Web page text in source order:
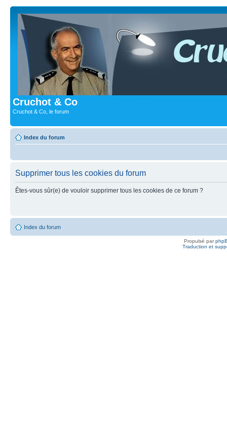
Cruchot & Co
Cruchot & Co, le forum
Index du forum
Supprimer tous les cookies du forum
Êtes-vous sûr(e) de vouloir supprimer tous les cookies de ce forum ?
Index du forum
Propulsé par
Traduction et